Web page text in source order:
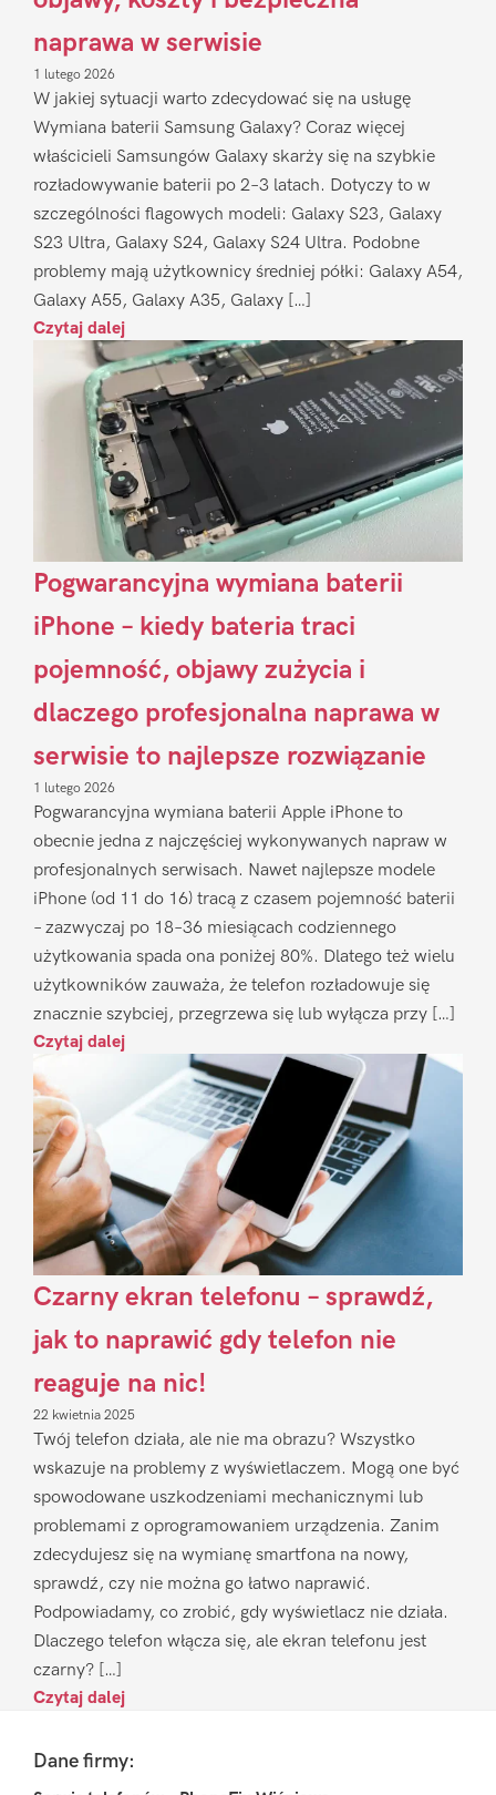
naprawa w serwisie
1 lutego 2026
W jakiej sytuacji warto zdecydować się na usługę
Wymiana baterii Samsung Galaxy? Coraz więcej
właścicieli Samsungów Galaxy skarży się na szybkie
rozładowywanie baterii po 2–3 latach. Dotyczy to w
szczególności flagowych modeli: Galaxy S23, Galaxy
S23 Ultra, Galaxy S24, Galaxy S24 Ultra. Podobne
problemy mają użytkownicy średniej półki: Galaxy A54,
Galaxy A55, Galaxy A35, Galaxy […]
Czytaj dalej
Pogwarancyjna wymiana baterii
iPhone – kiedy bateria traci
pojemność, objawy zużycia i
dlaczego profesjonalna naprawa w
serwisie to najlepsze rozwiązanie
1 lutego 2026
Pogwarancyjna wymiana baterii Apple iPhone to
obecnie jedna z najczęściej wykonywanych napraw w
profesjonalnych serwisach. Nawet najlepsze modele
iPhone (od 11 do 16) tracą z czasem pojemność baterii
– zazwyczaj po 18–36 miesiącach codziennego
użytkowania spada ona poniżej 80%. Dlatego też wielu
użytkowników zauważa, że telefon rozładowuje się
znacznie szybciej, przegrzewa się lub wyłącza przy […]
Czytaj dalej
Czarny ekran telefonu – sprawdź,
jak to naprawić gdy telefon nie
reaguje na nic!
22 kwietnia 2025
Twój telefon działa, ale nie ma obrazu? Wszystko
wskazuje na problemy z wyświetlaczem. Mogą one być
spowodowane uszkodzeniami mechanicznymi lub
problemami z oprogramowaniem urządzenia. Zanim
zdecydujesz się na wymianę smartfona na nowy,
sprawdź, czy nie można go łatwo naprawić.
Podpowiadamy, co zrobić, gdy wyświetlacz nie działa.
Dlaczego telefon włącza się, ale ekran telefonu jest
czarny? […]
Czytaj dalej
FooterDane firmy: